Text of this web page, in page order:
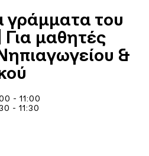
γράμματα του
μαθητές
&
- 11:00
- 11:30